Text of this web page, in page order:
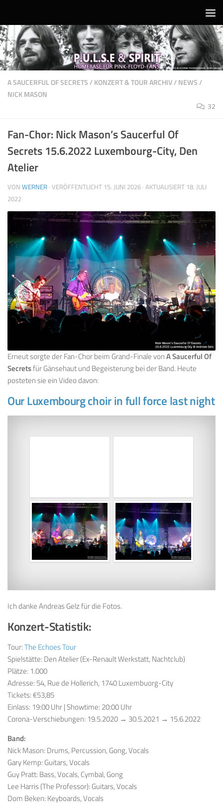
A SAUCERFUL OF SECRETS/KONZERT & TOUR ARCHIV/NEWS/
NICK MASON
32
Fan-Chor: Nick Mason’s Saucerful Of
Secrets 15.6.2022 Luxembourg-City, Den
Atelier
VON WERNER · VERÖFFENTLICHT 15. JUNI 2026 · AKTUALISIERT 18. JULI
2022
Erneut sorgte der Fan-Chor beim Grand-Finale vonA Saucerful Of
Secretsfür Gänsehaut und Begeisterung bei der Band. Heute
posteten sie ein Video davon:
Our Luxembourg choir in full force last night
Ich danke Andreas Gelz für die Fotos.
Konzert-Statistik:
Tour:The Echoes Tour
Spielstätte: Den Atelier (Ex-Renault Werkstatt, Nachtclub)
Plätze: 1.000
Adresse: 54, Rue de Hollerich, 1740 Luxembuorg-City
Tickets: €53,85
Einlass: 19:00 Uhr | Showtime: 20:00 Uhr
Corona-Verschiebungen: 19.5.2020 → 30.5.2021 → 15.6.2022
Band:
Nick Mason: Drums, Percussion, Gong, Vocals
Gary Kemp: Guitars, Vocals
Guy Pratt: Bass, Vocals, Cymbal, Gong
Lee Harris (The Professor): Guitars, Vocals
Dom Beken: Keyboards, Vocals